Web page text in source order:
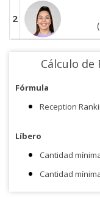
2
Cálculo de
Fórmula
Reception
Líbero
Cantidad
Cantidad